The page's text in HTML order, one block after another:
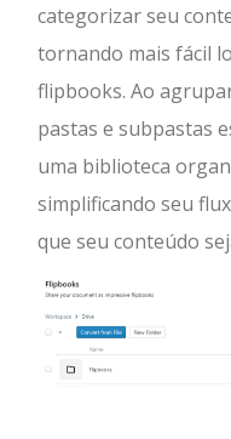
categorizar seu
tornando mais fácil
flipbooks. Ao
pastas e subpastas
uma biblioteca
simplificando seu
que seu conteúdo